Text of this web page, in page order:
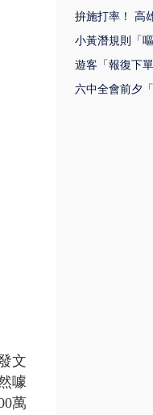
文
噱
萬
拚施打率！ 高
小黃潛規則「
遊客「報復下
六中全會前夕